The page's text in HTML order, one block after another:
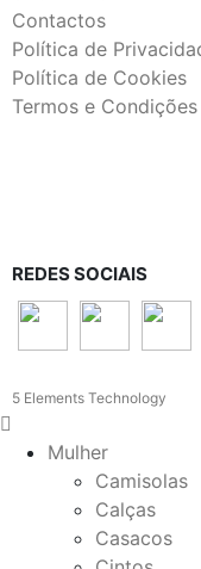
Contactos
Política de
Política de Cookies
Termos e Condições
REDES SOCIAIS
5 Elements Technology
Mulher
Camisolas
Calças
Casacos